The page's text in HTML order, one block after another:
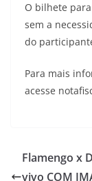
O bilhete
sem a
do
Para mais
acesse
Flamengo x
vivo COM